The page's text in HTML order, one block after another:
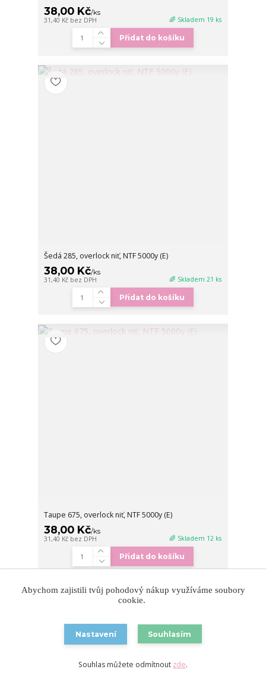
38,00 Kč/ks
31,40 Kč bez DPH 🌈 Skladem 19 ks
Přidat do košíku
Šedá 285, overlock niť, NTF 5000y (E)
38,00 Kč/ks
31,40 Kč bez DPH 🌈 Skladem 21 ks
Přidat do košíku
Taupe 675, overlock niť, NTF 5000y (E)
38,00 Kč/ks
31,40 Kč bez DPH 🌈 Skladem 12 ks
Přidat do košíku
Abychom zajistili tvůj pohodový nákup využíváme soubory
cookie.
Nastavení Souhlasím
Souhlas můžete odmítnout zde.